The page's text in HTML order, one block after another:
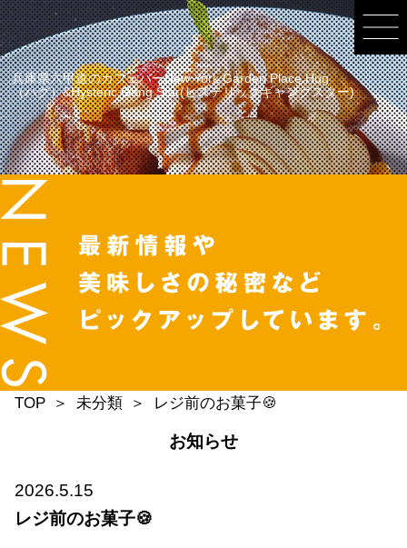
兵庫県六甲道のカフェバーNew York Garden Place Hug
（ハグ）&Hysteric Gang Star(ヒステリックギャングスター)
TOP 未分類 レジ前のお菓子🍪
お知らせ
2026.5.15
レジ前のお菓子🍪